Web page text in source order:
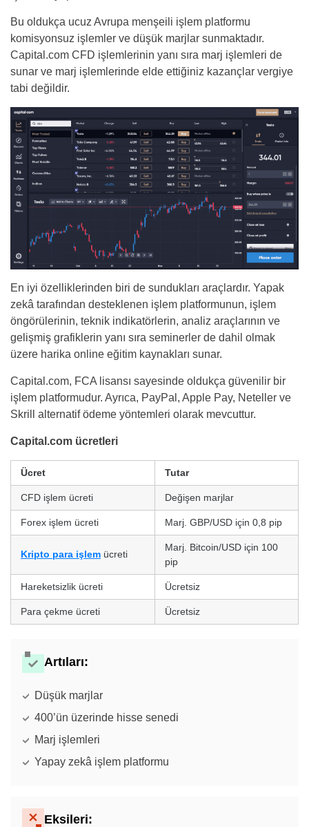
Bu oldukça ucuz Avrupa menşeili işlem platformu
komisyonsuz işlemler ve düşük marjlar sunmaktadır.
Capital.com CFD işlemlerinin yanı sıra marj işlemleri de
sunar ve marj işlemlerinde elde ettiğiniz kazançlar vergiye
tabi değildir.
En iyi özelliklerinden biri de sundukları araçlardır. Yapak
zekâ tarafından desteklenen işlem platformunun, işlem
öngörülerinin, teknik indikatörlerin, analiz araçlarının ve
gelişmiş grafiklerin yanı sıra seminerler de dahil olmak
üzere harika online eğitim kaynakları sunar.
Capital.com, FCA lisansı sayesinde oldukça güvenilir bir
işlem platformudur. Ayrıca, PayPal, Apple Pay, Neteller ve
Skrill alternatif ödeme yöntemleri olarak mevcuttur.
Capital.com ücretleri
Ücret Tutar
CFD işlem ücreti Değişen marjlar
Forex işlem ücreti Marj. GBP/USD için 0,8 pip
Kripto para işlem ücreti
Marj. Bitcoin/USD için 100
pip
Hareketsizlik ücreti Ücretsiz
Para çekme ücreti Ücretsiz
Artıları:
Düşük marjlar
400’ün üzerinde hisse senedi
Marj işlemleri
Yapay zekâ işlem platformu
Eksileri: